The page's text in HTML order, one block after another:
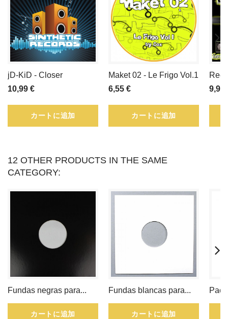
を
買
う
っ
せ
集
こ
jD-KiD - Closer
10,99 €
カートに追加
Maket 02 - Le Frigo Vol.1
6,55 €
カートに追加
9,99
12 OTHER PRODUCTS IN THE SAME
CATEGORY:
Fundas negras para...
カートに追加
Fundas blancas para...
カートに追加